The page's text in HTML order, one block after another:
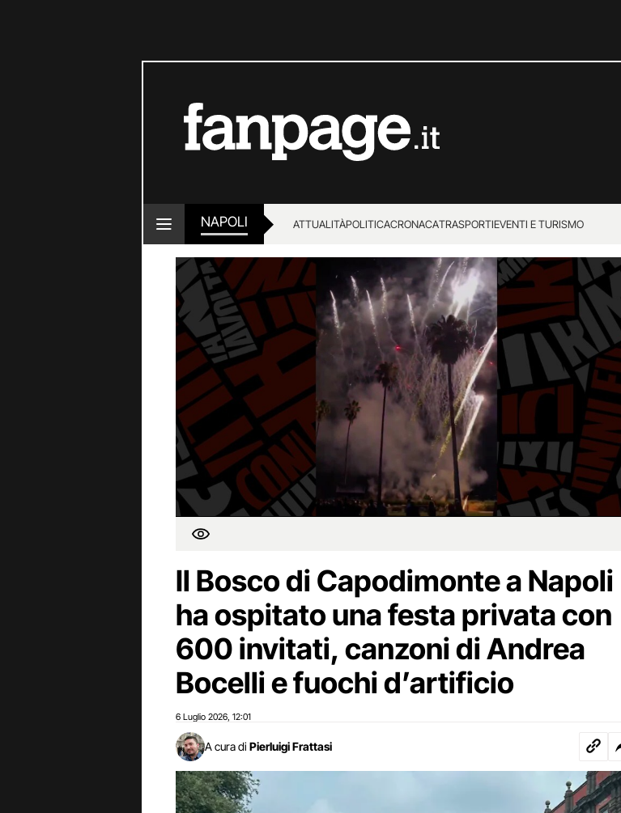
NAPOLI ATTUALITÀPOLITICACRONACATRASPORTIEVENTI E TURISMO
Il Bosco di Capodimonte a Napoli
ha ospitato una festa privata con
600 invitati, canzoni di Andrea
Bocelli e fuochi d’artificio
6 Luglio 2026 12:01
A cura di Pierluigi Frattasi